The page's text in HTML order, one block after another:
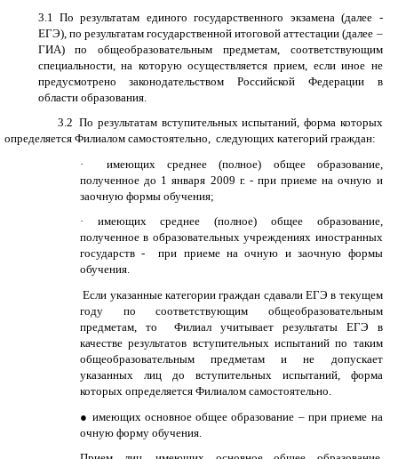
3.1
По результатам единого государственного экзамена (далее -
ЕГЭ), по результатам государственной итоговой аттестации (далее –
ГИА) по общеобразовательным предметам, соответствующим
специальности, на которую осуществляется прием, если иное не
предусмотрено законодательством Российской Федерации в
области образования.
3.2 иПо результатам вступительных испытаний, форма которых
определяется Филиалом самостоятельно, следующих категорий граждан:
·
имеющих среднее (полное) общее образование,
полученное до 1 января 2009 г. - при приеме на очную и
заочную формы обучения;
·
имеющих среднее (полное) общее образование,
полученное в образовательных учреждениях иностранных
государств -
при приеме на очную и заочную формы
обучения.
Если указанные категории граждан сдавали ЕГЭ в текущем
году по соответствующим общеобразовательным
предметам, то
Филиал учитывает результаты ЕГЭ в
качестве результатов вступительных испытаний по таким
общеобразовательным предметам и не допускает
указанных лиц до вступительных испытаний, форма
которых определяется Филиалом самостоятельно.
● имеющих основное общее образование – при приеме на
очную форму обучения.